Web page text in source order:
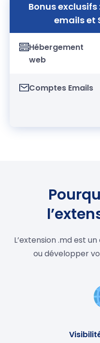
Bonus
emails et
Hébergement
web
Comptes Emails
L’extension .md est
ou développer